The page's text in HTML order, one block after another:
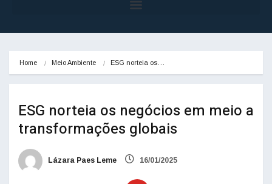
Home Meio Ambiente ESG norteia os…
ESG norteia os negócios em meio a
transformações globais
Lázara Paes Leme 16/01/2025